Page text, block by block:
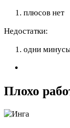
плюсов нет
Недостатки:
одни
Плохо